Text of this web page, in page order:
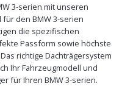
3-serien mit unseren
den BMW 3-serien
die spezifischen
Passform sowie höchste
richtige Dachträgersystem
Ihr Fahrzeugmodell und
für Ihren BMW 3-serien.